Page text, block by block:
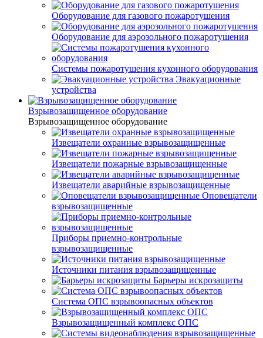
Оборудование для газового пожаротушения
Оборудование для аэрозольного пожаротушения
Системы пожаротушения кухонного оборудования
Эвакуационные
устройства
Взрывозащищенное оборудование
Взрывозащищенное оборудование
Извещатели охранные взрывозащищенные
Извещатели пожарные взрывозащищенные
Извещатели аварийные взрывозащищенные
Оповещатели
взрывозащищенные
Приборы приемно-контрольные
взрывозащищенные
Источники питания взрывозащищенные
Барьеры искрозащиты
Система ОПС взрывоопасных объектов
Взрывозащищенный комплекс ОПС